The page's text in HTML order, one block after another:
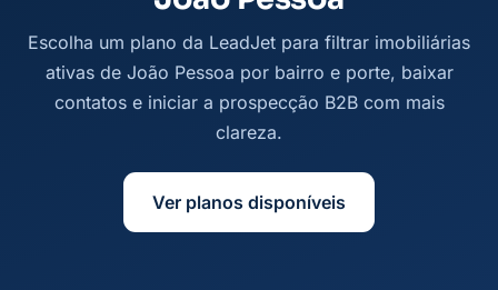
Escolha um plano da LeadJet para filtrar imobiliárias
ativas de João Pessoa por bairro e porte, baixar
contatos e iniciar a prospecção B2B com mais
clareza.
Ver planos disponíveis